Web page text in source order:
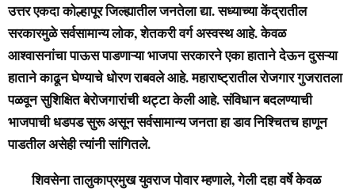
उत्तर एकदा कोल्हापूर जिल्ह्यातील जनतेला द्या. सध्याच्या केंद्रातील
सरकारमुळे सर्वसामान्य लोक, शेतकरी वर्ग अस्वस्थ आहे. केवळ
आश्वासनांचा पाऊस पाडणाऱ्या भाजपा सरकारने एका हाताने देऊन दुसऱ्या
हाताने काढून घेण्याचे धोरण राबवले आहे. महाराष्ट्रातील रोजगार गुजरातला
पळवून सुशिक्षित बेरोजगारांची थट्टा केली आहे. संविधान बदलण्याची
भाजपाची धडपड सुरू असून सर्वसामान्य जनता हा डाव निश्चितच हाणून
पाडतील असेही त्यांनी सांगितले.
शिवसेना तालुकाप्रमुख युवराज पोवार म्हणाले, गेली दहा वर्षे केवळ